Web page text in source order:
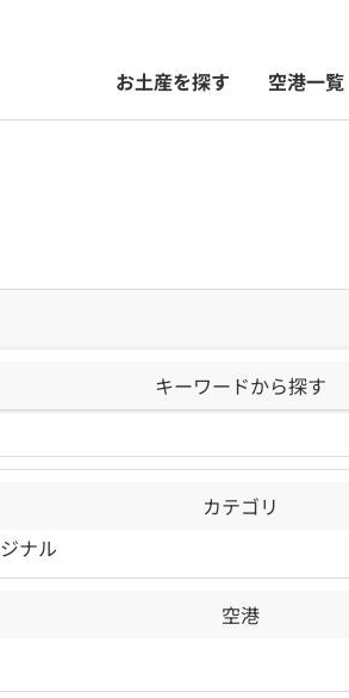
お土産を探す 空港一覧
キーワードから探す
カテゴリ
ナル
空港